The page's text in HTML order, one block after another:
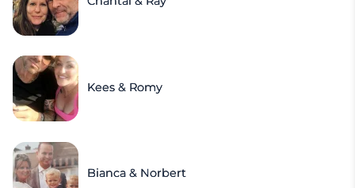
Kees & Romy
Bianca & Norbert